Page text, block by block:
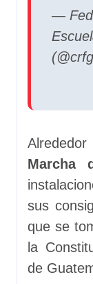
—
Marcha
sus
que se
la
de